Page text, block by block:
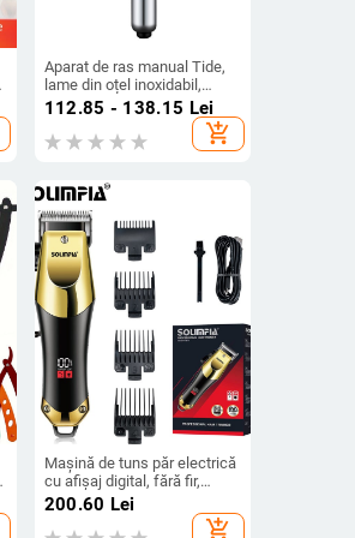
Aparat de ras manual Tide,
lame din oțel inoxidabil,
margine dublă, reglaj în 8
trepte, pachet cu 5 lame
112.85 - 138.15 Lei
add_shopping_cart
Mașină de tuns păr electrică
cu afișaj digital, fără fir,
motor cu perii, lame din oțel
inoxidabil, baterie
200.60 Lei
add_shopping_cart